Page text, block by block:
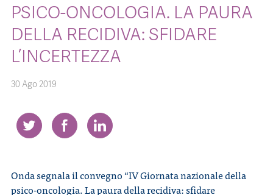
PROGETTI
BOLLINI
NEWS
CONTATTI
PSICO-ONCOLOGIA. LA PAURA
DELLA RECIDIVA: SFIDARE
L’INCERTEZZA
30 Ago 2019
Onda segnala il convegno “IV Giornata nazionale della
psico-oncologia. La paura della recidiva: sfidare